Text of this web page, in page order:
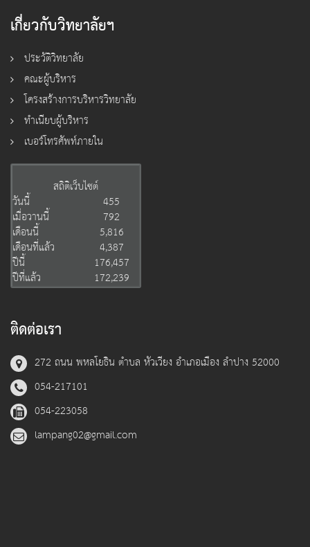
เกี่ยวกับวิทยาลัยฯ
ประวัติวิทยาลัย
คณะผู้บริหาร
โครงสร้างการบริหารวิทยาลัย
ทำเนียบผู้บริหาร
เบอร์โทรศัพท์ภายใน
สถิติเว็บไซต์
วันนี้
455
เมื่อวานนี้
792
เดือนนี้
5,816
เดือนที่แล้ว
4,387
ปีนี้
176,457
ปีที่แล้ว
172,239
ติดต่อเรา
272 ถนน พหลโยธิน ตำบล หัวเวียง อำเภอเมือง ลำปาง 52000
054-217101
054-223058
lampang02@gmail.com